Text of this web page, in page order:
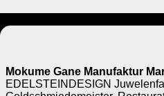
Mokume Gane Manufaktur
EDELSTEINDESIGN